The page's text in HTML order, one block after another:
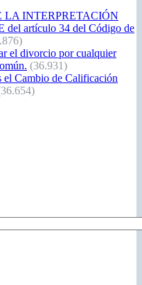
INTERPRETACIÓN
artículo 34 del Código de
el divorcio por cualquier
(36.931)
Cambio de Calificación